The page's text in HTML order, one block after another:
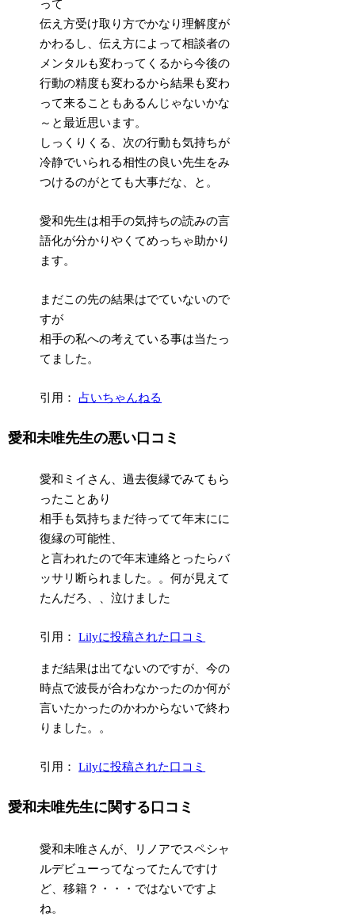
って
伝え方受け取り方でかなり理解度が
かわるし、伝え方によって相談者の
メンタルも変わってくるから今後の
行動の精度も変わるから結果も変わ
って来ることもあるんじゃないかな
～と最近思います。
しっくりくる、次の行動も気持ちが
冷静でいられる相性の良い先生をみ
つけるのがとても大事だな、と。
愛和先生は相手の気持ちの読みの言
語化が分かりやくてめっちゃ助かり
ます。
まだこの先の結果はでていないので
すが
相手の私への考えている事は当たっ
てました。
引用：占いちゃんねる
愛和未唯先生の悪い口コミ
愛和ミイさん、過去復縁でみてもら
ったことあり
相手も気持ちまだ待ってて年末にに
復縁の可能性、
と言われたので年末連絡とったらバ
ッサリ断られました。。何が見えて
たんだろ、、泣けました
引用：Lilyに投稿された口コミ
まだ結果は出てないのですが、今の
時点で波長が合わなかったのか何が
言いたかったのかわからないで終わ
りました。。
引用：Lilyに投稿された口コミ
愛和未唯先生に関する口コミ
愛和未唯さんが、リノアでスペシャ
ルデビューってなってたんですけ
ど、移籍？・・・ではないですよ
ね。